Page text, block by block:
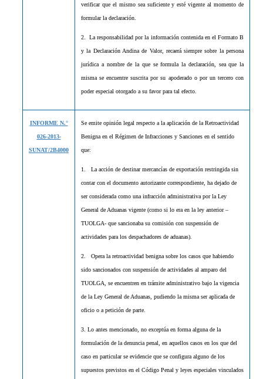
verificar que el mismo sea suficiente y esté vigente al momento de
formular la declaración.
2. La responsabilidad por la información contenida en el Formato B
y la Declaración Andina de Valor, recaerá siempre sobre la persona
jurídica a nombre de la que se formula la declaración, sea que la
misma se encuentre suscrita por su apoderado o por un tercero con
poder especial otorgado a su favor para tal efecto.
INFORME N.°
026-2013-
SUNAT/2B4000
Se emite opinión legal respecto a la aplicación de la Retroactividad
Benigna en el Régimen de Infracciones y Sanciones en el sentido
que:
1. La acción de destinar mercancías de exportación restringida sin
contar con el documento autorizante correspondiente, ha dejado de
ser considerada como una infracción administrativa por la Ley
General de Aduanas vigente (como si lo era en la ley anterior –
TUOLGA- que sancionaba su comisión con suspensión de
actividades para los despachadores de aduanas).
2. Opera la retroactividad benigna sobre los casos que habiendo
sido sancionados con suspensión de actividades al amparo del
TUOLGA, se encuentren en trámite administrativo bajo la vigencia
de la Ley General de Aduanas, pudiendo la misma ser aplicada de
oficio o a petición de parte.
3. Lo antes mencionado, no exceptúa en forma alguna de la
formulación de la denuncia penal, en aquellos casos en los que del
caso en particular se evidencie que se configura alguno de los
supuestos previstos en el Código Penal y leyes especiales vinculados